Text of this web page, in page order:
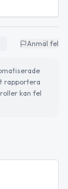
Anmäl fel
rapportera
kan fel